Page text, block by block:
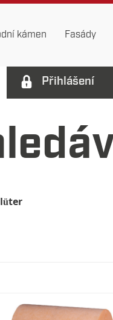
kámen Fasády
Přihlášení